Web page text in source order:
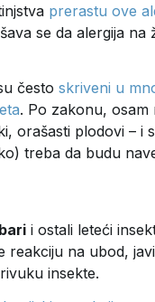
prerastu ove
se da alergija
često skriveni u
. Po zakonu, osam
orašasti plodovi – i
treba da budu
i ostali leteći
reakciju na ubod,
insekte.